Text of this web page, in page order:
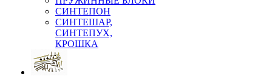
СИНТЕПОН
СИНТЕШАР,
СИНТЕПУХ,
КРОШКА